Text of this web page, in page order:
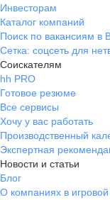
- в центре города.
парковка, комната
пищи.
Инвесторам
Каталог компаний
Поиск по вакансиям в
Сетка: соцсеть для
Соискателям
hh PRO
Готовое резюме
Все сервисы
Хочу у вас работать
Производственный
Экспертная
Новости и статьи
Блог
О компаниях в